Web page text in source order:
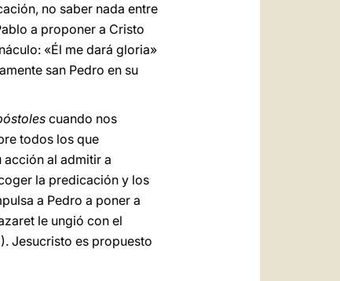
no saber nada entre
a proponer a Cristo
«Él me dará gloria»
san Pedro en su
cuando nos
todos los que
acción al admitir a
la predicación y los
a Pedro a poner a
le ungió con el
Jesucristo es propuesto